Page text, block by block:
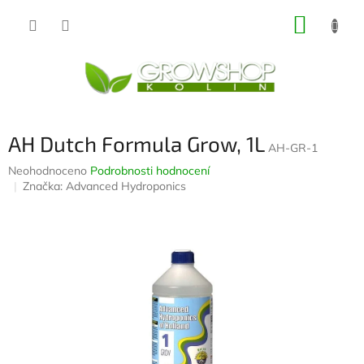
AH Dutch Formula Grow, 1L AH-GR-1
Průměrné
hodnocení
Neohodnoceno Podrobnosti hodnocení
Značka: Advanced Hydroponics